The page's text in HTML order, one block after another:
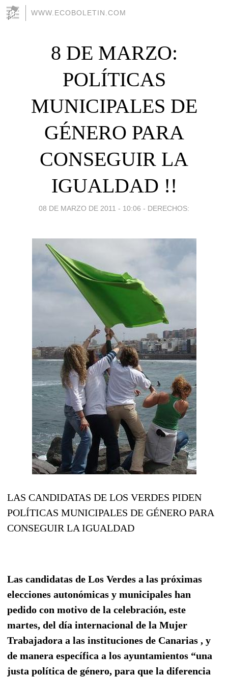
WWW.ECOBOLETIN.COM
8 DE MARZO:
POLÍTICAS
MUNICIPALES DE
GÉNERO PARA
CONSEGUIR LA
IGUALDAD !!
08 DE MARZO DE 2011 - 10:06 - DERECHOS:
LAS CANDIDATAS DE LOS VERDES PIDEN
POLÍTICAS MUNICIPALES DE GÉNERO PARA
CONSEGUIR LA IGUALDAD
Las candidatas de Los Verdes a las próximas
elecciones autonómicas y municipales han
pedido con motivo de la celebración, este
martes, del día internacional de la Mujer
Trabajadora a las instituciones de Canarias , y
de manera específica a los ayuntamientos “una
justa política de género, para que la diferencia